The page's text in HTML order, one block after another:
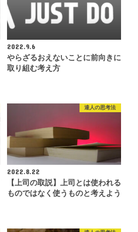
2022.9.6
やらざるおえないことに前向きに
取り組む考え方
達人の思考法
2022.8.22
【上司の取説】上司とは使われる
ものではなく使うものと考えよう